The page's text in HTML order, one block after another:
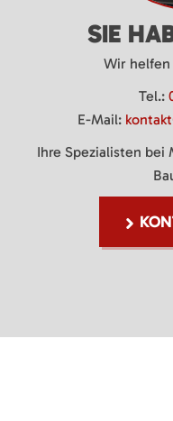
SIE
Wir
Tel.:
E-Mail:
Ihre Spezialisten bei